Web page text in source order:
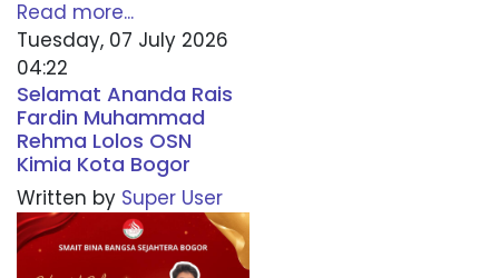
Read more...
Tuesday, 07 July 2026
04:22
Selamat Ananda Rais
Fardin Muhammad
Rehma Lolos OSN
Kimia Kota Bogor
Written by Super User